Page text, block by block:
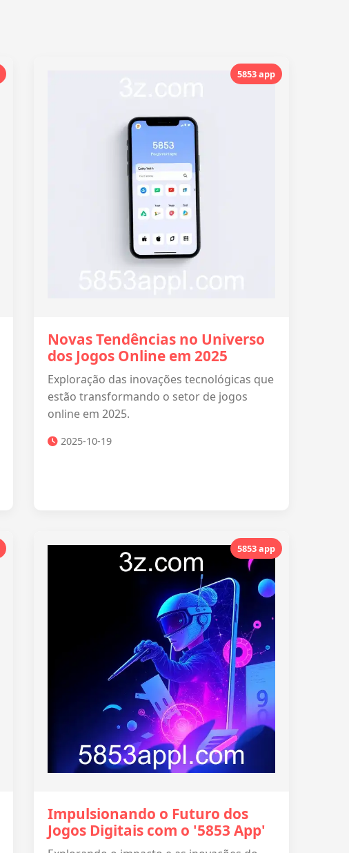
5853 app
Novas Tendências no Universo
dos Jogos Online em 2025
Exploração das inovações tecnológicas que
estão transformando o setor de jogos
online em 2025.
2025-10-19
5853 app
Impulsionando o Futuro dos
Jogos Digitais com o '5853 App'